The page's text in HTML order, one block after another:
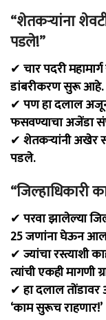
“शेतकऱ्यांना
पडले!”
✔ चार पदरी
डांबरीकरण सुरू आहे.
✔ पण हा दलाल
फसवण्याचा अजेंडा
✔ शेतकऱ्यांनी अखेर
पडले.
“जिल्हाधिकारी
✔ परवा झालेल्या
25 जणांना घेऊन
✔ ज्यांचा रस्त्याशी
त्यांची एकही मागणी
✔ हा दलाल
‘काम सुरूच राहणार!’